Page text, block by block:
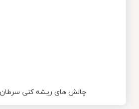
چالش های ریشه کنی سرطان